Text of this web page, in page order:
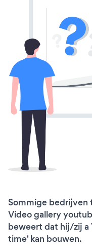
Sommige bedrijven
Video gallery
beweert dat hij/zij a
time' kan bouwen.